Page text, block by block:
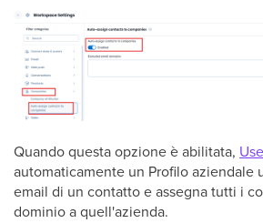
Quando questa opzione è abilitata,
automaticamente un Profilo aziendale
email di un contatto e assegna tutti i
dominio a quell'azienda.